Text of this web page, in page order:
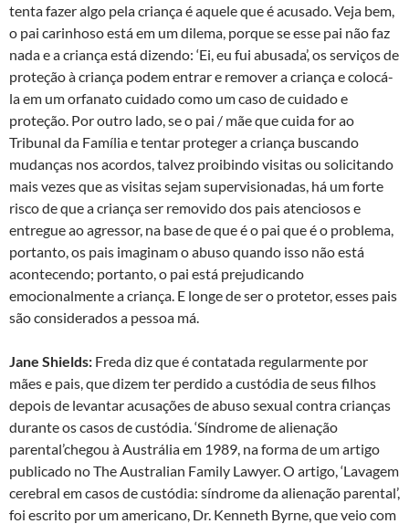
tenta fazer algo pela criança é aquele que é acusado. Veja bem,
o pai carinhoso está em um dilema, porque se esse pai não faz
nada e a criança está dizendo: ‘Ei, eu fui abusada’, os serviços de
proteção à criança podem entrar e remover a criança e colocá-
la em um orfanato cuidado como um caso de cuidado e
proteção. Por outro lado, se o pai / mãe que cuida for ao
Tribunal da Família e tentar proteger a criança buscando
mudanças nos acordos, talvez proibindo visitas ou solicitando
mais vezes que as visitas sejam supervisionadas, há um forte
risco de que a criança ser removido dos pais atenciosos e
entregue ao agressor, na base de que é o pai que é o problema,
portanto, os pais imaginam o abuso quando isso não está
acontecendo; portanto, o pai está prejudicando
emocionalmente a criança. E longe de ser o protetor, esses pais
são considerados a pessoa má.
Jane Shields: Freda diz que é contatada regularmente por
mães e pais, que dizem ter perdido a custódia de seus filhos
depois de levantar acusações de abuso sexual contra crianças
durante os casos de custódia. ‘Síndrome de alienação
parental’chegou à Austrália em 1989, na forma de um artigo
publicado no The Australian Family Lawyer. O artigo, ‘Lavagem
cerebral em casos de custódia: síndrome da alienação parental’,
foi escrito por um americano, Dr. Kenneth Byrne, que veio com